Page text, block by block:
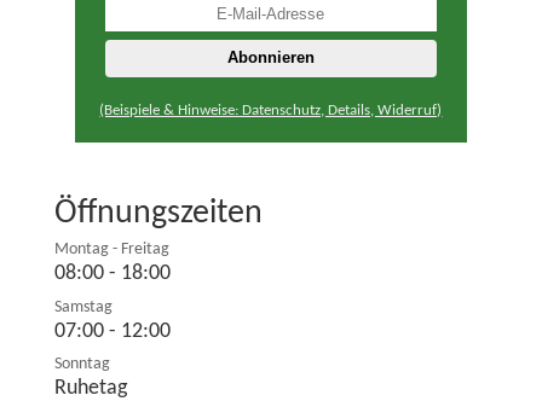
(Beispiele & Hinweise: Datenschutz, Details, Widerruf)
Öffnungszeiten
Montag - Freitag
08:00 - 18:00
Samstag
07:00 - 12:00
Sonntag
Ruhetag